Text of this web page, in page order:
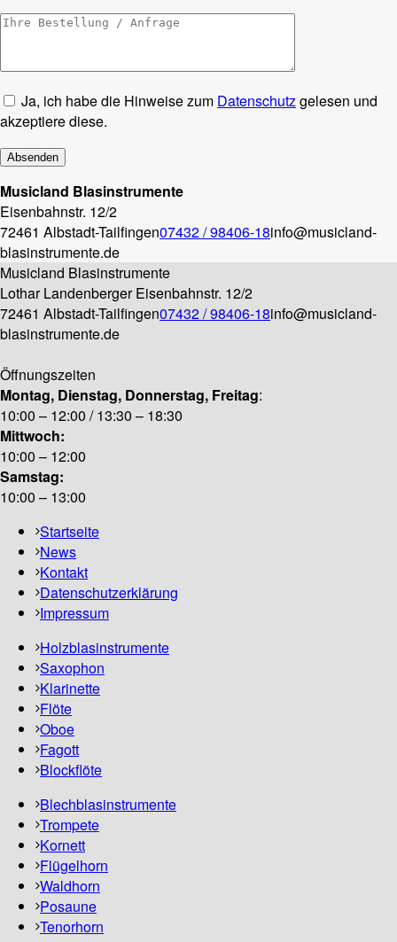
Ja, ich habe die Hinweise zum Datenschutzgelesen und
akzeptiere diese.
Musicland Blasinstrumente
Eisenbahnstr. 12/2
72461 Albstadt-Tailfingen07432 / 98406-18info@musicland-
blasinstrumente.de
Musicland Blasinstrumente
Lothar Landenberger Eisenbahnstr. 12/2
72461 Albstadt-Tailfingen07432 / 98406-18info@musicland-
blasinstrumente.de
Öffnungszeiten
Montag, Dienstag, Donnerstag, Freitag:
10:00 – 12:00 / 13:30 – 18:30
Mittwoch:
10:00 – 12:00
Samstag:
10:00 – 13:00
Startseite
News
Kontakt
Datenschutzerklärung
Impressum
Holzblasinstrumente
Saxophon
Klarinette
Flöte
Oboe
Fagott
Blockflöte
Blechblasinstrumente
Trompete
Kornett
Flügelhorn
Waldhorn
Posaune
Tenorhorn